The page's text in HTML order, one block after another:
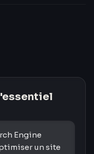
Engine
un site